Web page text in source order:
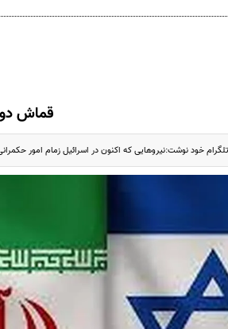
قماش
خود نوشت:نیروهایی که اکنون در اسرائیل زمام امور